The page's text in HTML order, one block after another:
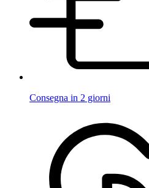
Consegna in 2 giorni